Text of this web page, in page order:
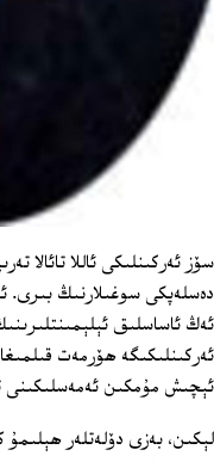
سۆز ئەركىنلىكى ئاللا تائالا
دەسلەپكى سوغىلارنىڭ بىرى.
ئەڭ ئاساسلىق
ئەركىنلىكىگە ھۆرمەت
ئېچىش مۇمكىن ئەمەسلىكىنى
لېكىن، بەزى دۆلەتلەر